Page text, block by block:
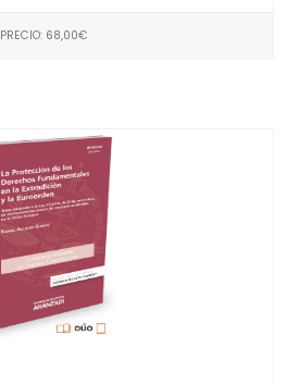
PRECIO: 68,00€